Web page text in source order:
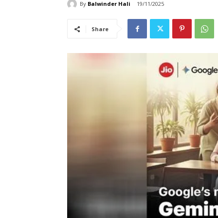
By Balwinder Hali 19/11/2025
Share